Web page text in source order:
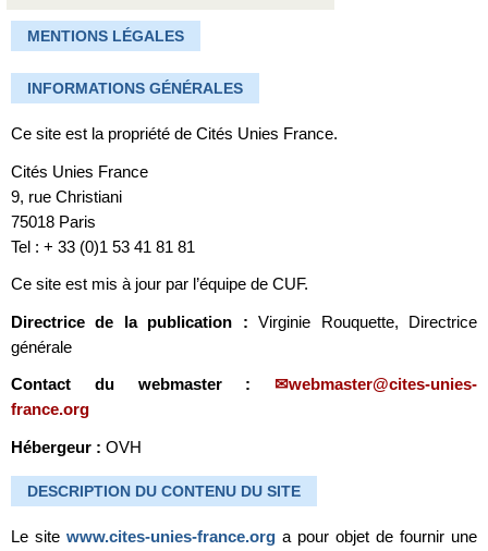
MENTIONS LÉGALES
INFORMATIONS GÉNÉRALES
Ce site est la propriété de Cités Unies France.
Cités Unies France
9, rue Christiani
75018 Paris
Tel : + 33 (0)1 53 41 81 81
Ce site est mis à jour par l’équipe de CUF.
Directrice de la publication : Virginie Rouquette, Directrice
générale
Contact du webmaster :
webmaster@cites-unies-
france.org
Hébergeur : OVH
DESCRIPTION DU CONTENU DU SITE
Le site www.cites-unies-france.org a pour objet de fournir une